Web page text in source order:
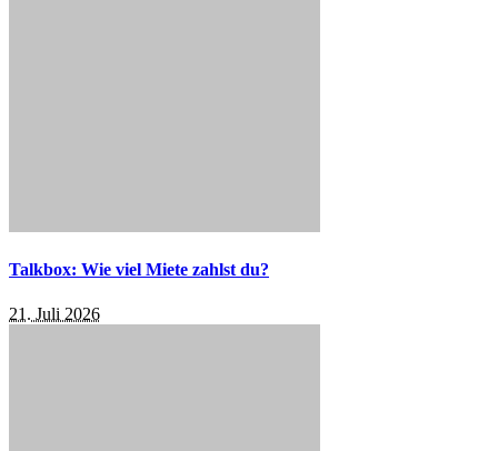
Talkbox: Wie viel Miete zahlst du?
21. Juli 2026